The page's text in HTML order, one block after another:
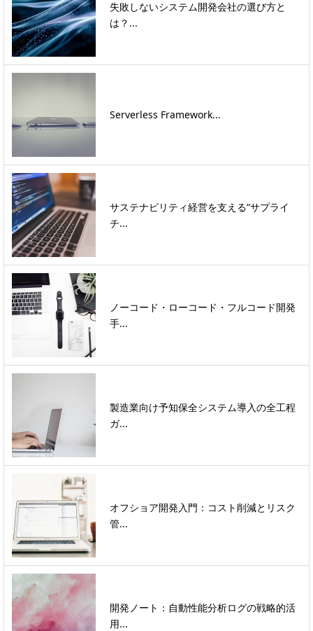
失敗しないシステム開発会社の選び方と
は？...
Serverless Framework...
サステナビリティ経営を支える“サプライ
チ...
ノーコード・ローコード・フルコード開発
手...
製造業向け予知保全システム導入の全工程
ガ...
オフショア開発入門：コスト削減とリスク
管...
開発ノート：自動性能分析ログの戦略的活
用...